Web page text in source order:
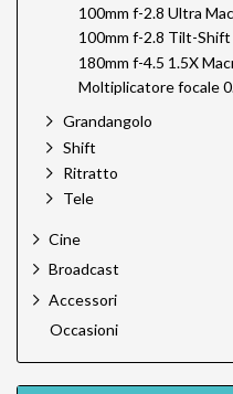
100mm f-2.8 Ultra
100mm f-2.8 Tilt-Shift
180mm f-4.5 1.5X
Moltiplicatore focale
Grandangolo
Shift
Ritratto
Tele
Cine
Broadcast
Accessori
Occasioni